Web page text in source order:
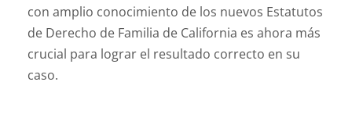
con amplio conocimiento de los nuevos Estatutos
de Derecho de Familia de California es ahora más
crucial para lograr el resultado correcto en su
caso.